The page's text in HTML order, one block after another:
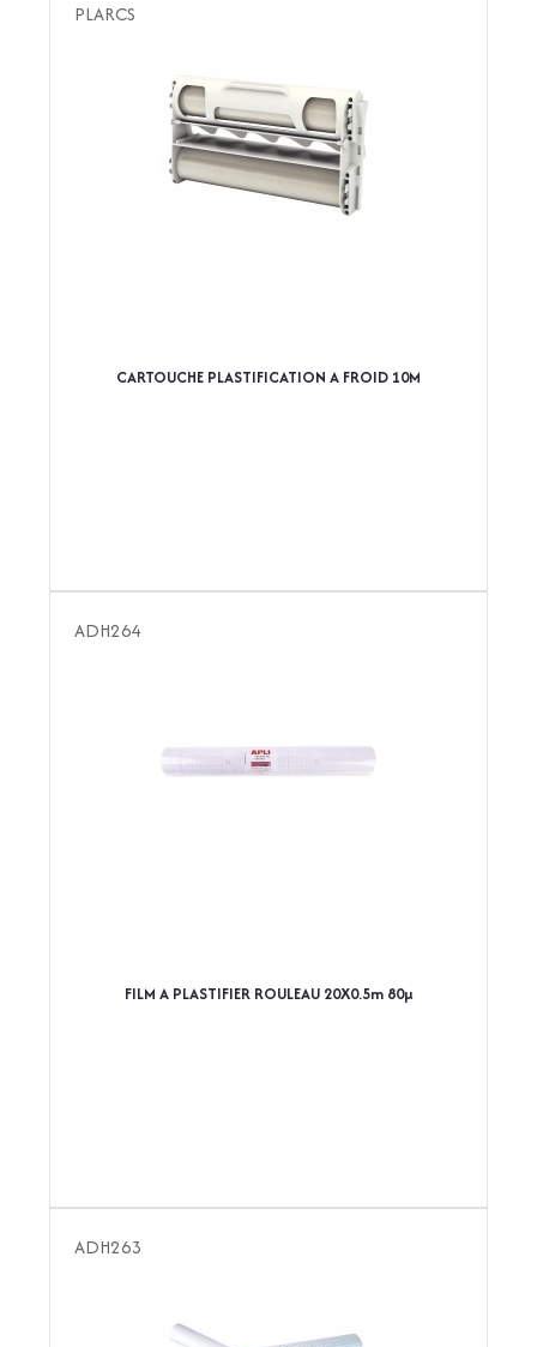
PLARCS
CARTOUCHE PLASTIFICATION A FROID 10M
ADH264
FILM A PLASTIFIER ROULEAU 20X0.5m 80µ
ADH263